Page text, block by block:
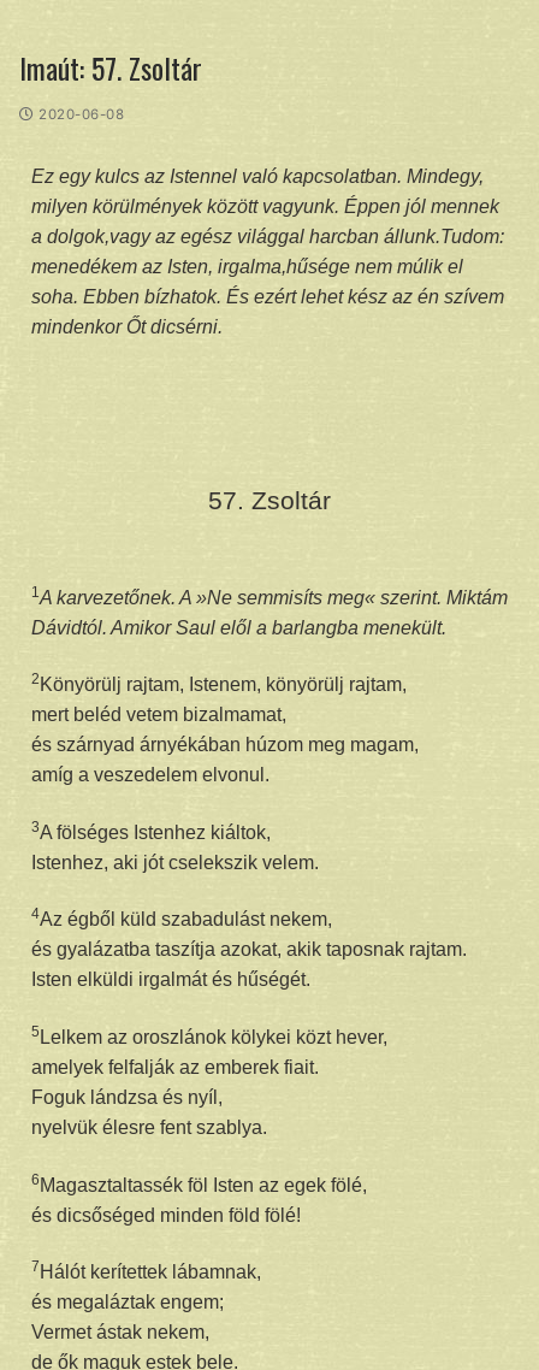
Imaút: 57. Zsoltár
2020-06-08
Ez egy kulcs az Istennel való kapcsolatban. Mindegy,
milyen körülmények között vagyunk. Éppen jól mennek
a dolgok,vagy az egész világgal harcban állunk.Tudom:
menedékem az Isten, irgalma,hűsége nem múlik el
soha. Ebben bízhatok. És ezért lehet kész az én szívem
mindenkor Őt dicsérni.
57. Zsoltár
1 A karvezetőnek. A »Ne semmisíts meg« szerint. Miktám
Dávidtól. Amikor Saul elől a barlangba menekült.
2 Könyörülj rajtam, Istenem, könyörülj rajtam,
mert beléd vetem bizalmamat,
és szárnyad árnyékában húzom meg magam,
amíg a veszedelem elvonul.
3A fölséges Istenhez kiáltok,
Istenhez, aki jót cselekszik velem.
4Az égből küld szabadulást nekem,
és gyalázatba taszítja azokat, akik taposnak rajtam.
Isten elküldi irgalmát és hűségét.
5 Lelkem az oroszlánok kölykei közt hever,
amelyek felfalják az emberek fiait.
Foguk lándzsa és nyíl,
nyelvük élesre fent szablya.
6 Magasztaltassék föl Isten az egek fölé,
és dicsőséged minden föld fölé!
7 Hálót kerítettek lábamnak,
és megaláztak engem;
Vermet ástak nekem,
de ők maguk estek bele.